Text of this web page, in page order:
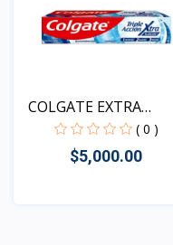
COLGATE EXTRA
BLANCURA
( 0 )
$5,000.00